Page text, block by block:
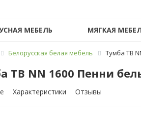
МЕБЕЛЬ МЯГКАЯ
Белорусская белая мебель Тумба ТВ
ТВ NN 1600 Пенни
Характеристики Отзывы